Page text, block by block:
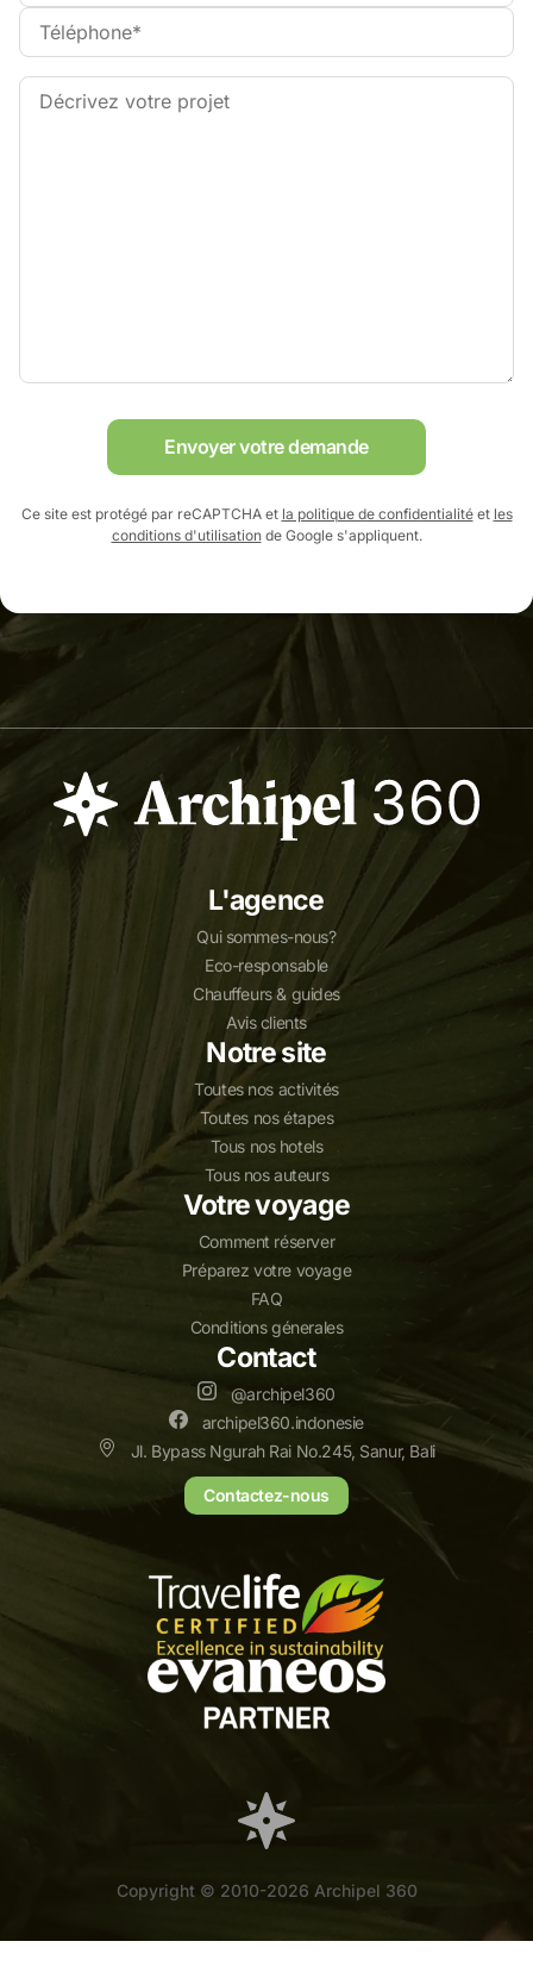
Envoyer votre demande
Ce site est protégé par reCAPTCHA et la politique de confidentialitéet les
conditions d'utilisationde Google s'appliquent.
L'agence
Qui sommes-nous?
Eco-responsable
Chauffeurs & guides
Avis clients
Notre site
Toutes nos activités
Toutes nos étapes
Tous nos hotels
Tous nos auteurs
Votre voyage
Comment réserver
Préparez votre voyage
FAQ
Conditions génerales
Contact
@archipel360
archipel360.indonesie
Jl. Bypass Ngurah Rai No.245, Sanur, Bali
Contactez-nous
Copyright © 2010-2026 Archipel 360